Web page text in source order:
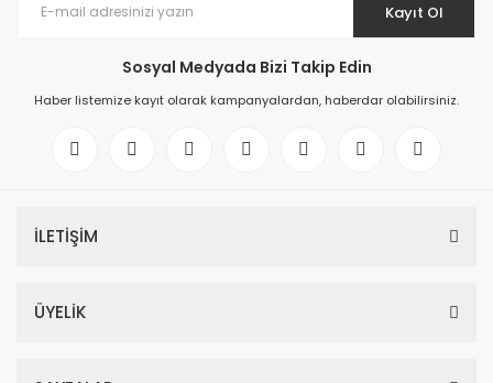
Kayıt Ol
Sosyal Medyada Bizi Takip Edin
Haber listemize kayıt olarak kampanyalardan, haberdar olabilirsiniz.
İLETİŞİM
ÜYELİK